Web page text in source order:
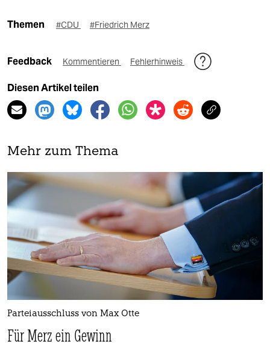
Themen #CDU #Friedrich Merz
Feedback Kommentieren Fehlerhinweis
Diesen Artikel teilen
Mehr zum Thema
Parteiausschluss von Max Otte
Für Merz ein Gewinn